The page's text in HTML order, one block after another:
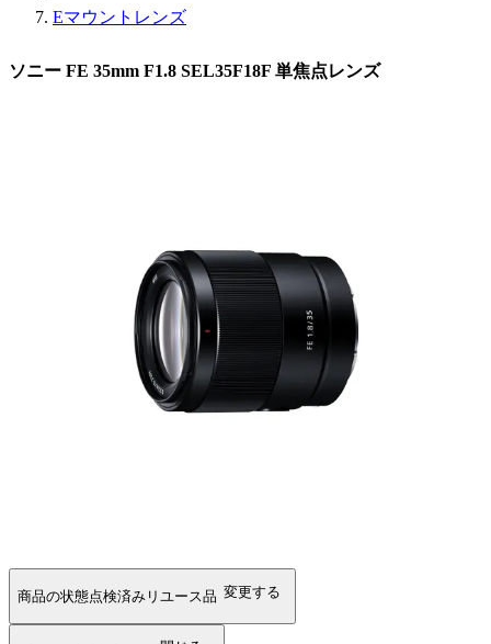
Eマウントレンズ
ソニー FE 35mm F1.8 SEL35F18F 単焦点レンズ
商品の状態点検済みリユース品 変更する